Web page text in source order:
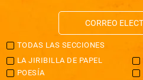
TODAS LAS SECCIONES
LA JIRIBILLA DE PAPEL
POESÍA